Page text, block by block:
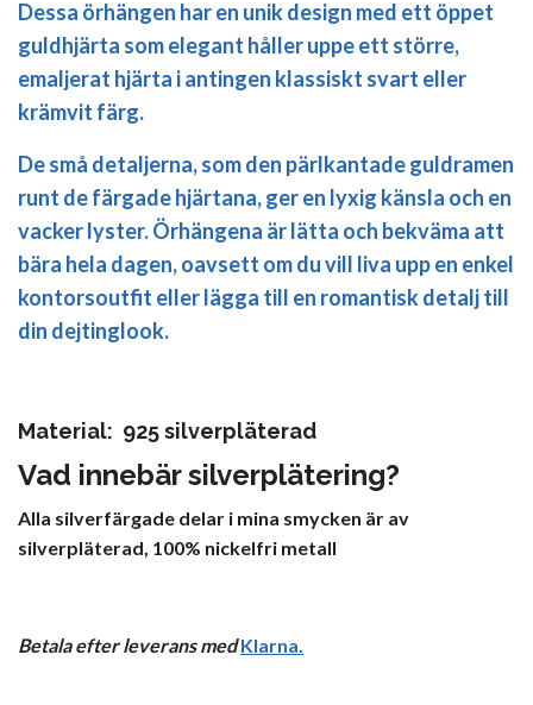
Dessa örhängen har en unik design med ett öppet
guldhjärta som elegant håller uppe ett större,
emaljerat hjärta i antingen klassiskt svart eller
krämvit färg.
De små detaljerna, som den pärlkantade guldramen
runt de färgade hjärtana, ger en lyxig känsla och en
vacker lyster. Örhängena är lätta och bekväma att
bära hela dagen, oavsett om du vill liva upp en enkel
kontorsoutfit eller lägga till en romantisk detalj till
din dejtinglook.
Material: 925 silverpläterad
Vad innebär silverplätering?
Alla silverfärgade delar i mina smycken är av
silverpläterad, 100% nickelfri metall
Betala efter leverans med Klarna.